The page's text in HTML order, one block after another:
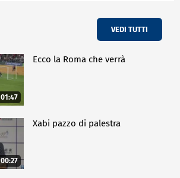
VEDI TUTTI
01:47
Ecco la Roma che verrà
00:27
Xabi pazzo di palestra